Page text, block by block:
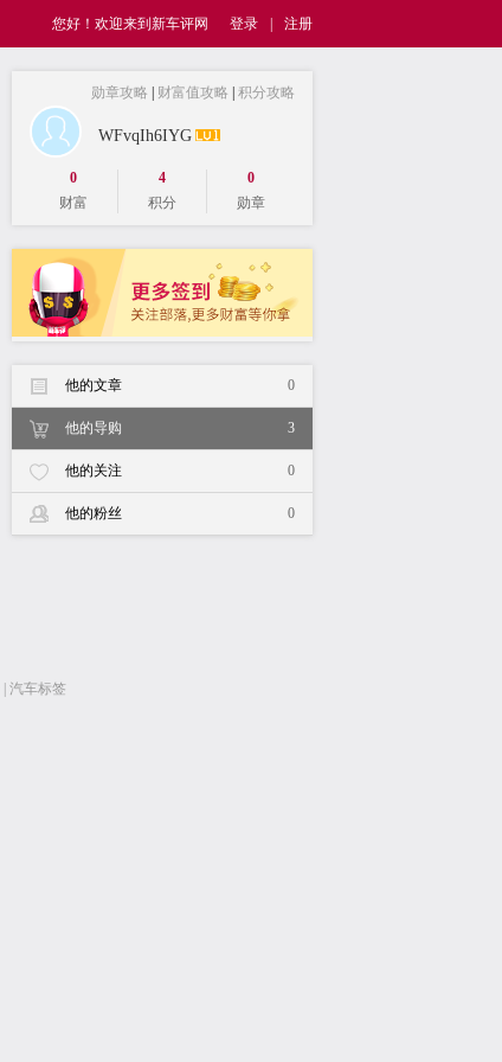
您好！欢迎来到新车评网 登录 注册
勋章攻略 财富值攻略 积分攻略
WFvqIh6IYG
0
财富
4
积分
0
勋章
0
他的文章
3
他的导购
0
他的关注
0
他的粉丝
汽车标签